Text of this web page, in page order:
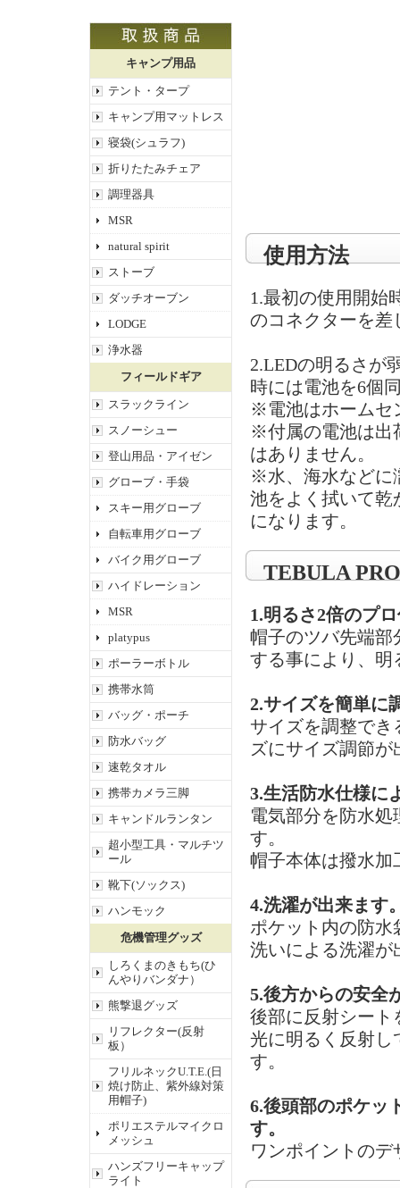
キャンプ用品
テント・タープ
キャンプ用マットレス
寝袋(シュラフ)
折りたたみチェア
調理器具
MSR
natural spirit
ストーブ
ダッチオーブン
LODGE
浄水器
フィールドギア
スラックライン
スノーシュー
登山用品・アイゼン
グローブ・手袋
スキー用グローブ
自転車用グローブ
バイク用グローブ
ハイドレーション
MSR
platypus
ポーラーボトル
携帯水筒
バッグ・ポーチ
防水バッグ
速乾タオル
携帯カメラ三脚
キャンドルランタン
超小型工具・マルチツ
ール
靴下(ソックス)
ハンモック
危機管理グッズ
しろくまのきもち(ひ
んやりバンダナ）
熊撃退グッズ
リフレクター(反射
板）
フリルネックU.T.E.(日
焼け防止、紫外線対策
用帽子)
ポリエステルマイクロ
メッシュ
ハンズフリーキャップ
ライト
使用方法
1.最初の使用開始
のコネクターを差
2.LEDの明るさが
時には電池を6個
※電池はホームセ
※付属の電池は出
はありません。
※水、海水などに
池をよく拭いて乾
になります。
TEBULA
1.明るさ2倍のプ
帽子のツバ先端部
する事により、明
2.サイズを簡単に
サイズを調整でき
ズにサイズ調節が
3.生活防水仕様に
電気部分を防水
す。
帽子本体は撥水加
4.洗濯が出来ます
ポケット内の防水
洗いによる洗濯が
5.後方からの安全
後部に反射シート
光に明るく反射し
す。
6.後頭部のポケッ
す。
ワンポイントの